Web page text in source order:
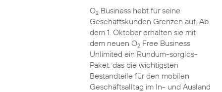
O2Business hebt für seine
Geschäftskunden Grenzen auf. Ab
dem 1. Oktober erhalten sie mit
dem neuen O2Free Business
Unlimited ein Rundum-sorglos-
Paket, das die wichtigsten
Bestandteile für den mobilen
Geschäftsalltag im In- und Ausland